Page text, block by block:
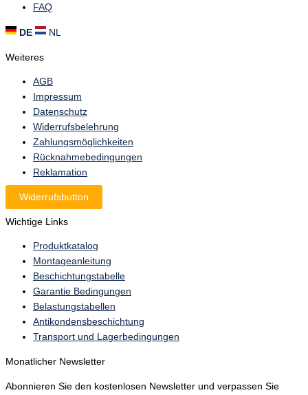
FAQ
DE NL
Weiteres
AGB
Impressum
Datenschutz
Widerrufsbelehrung
Zahlungsmöglichkeiten
Rücknahmebedingungen
Reklamation
Widerrufsbutton
Wichtige Links
Produktkatalog
Montageanleitung
Beschichtungstabelle
Garantie Bedingungen
Belastungstabellen
Antikondensbeschichtung
Transport und Lagerbedingungen
Monatlicher Newsletter
Abonnieren Sie den kostenlosen Newsletter und verpassen Sie